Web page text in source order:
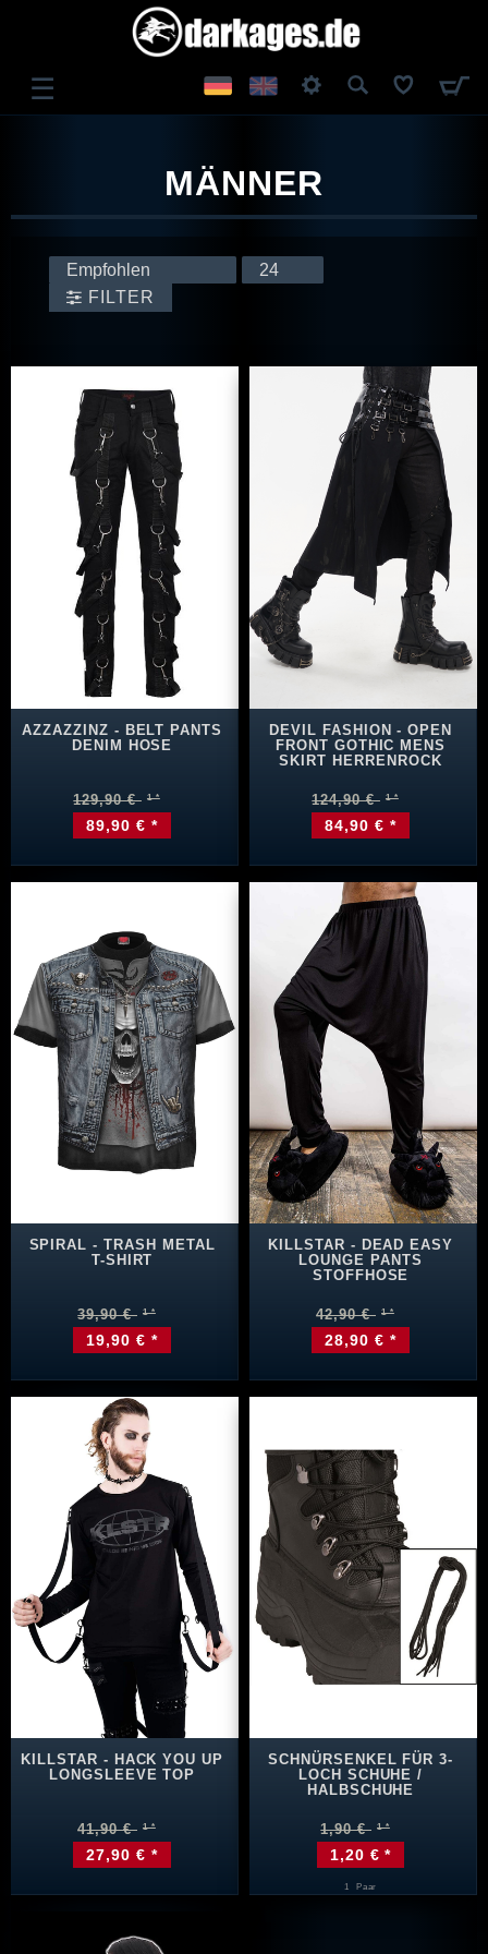
☰
REGISTRIEREN
MÄNNER
FILTER
AZZAZZINZ - BELT PANTS
DENIM HOSE
129,90 €
89,90 € *
DEVIL FASHION - OPEN
FRONT GOTHIC MENS
SKIRT HERRENROCK
124,90 €
84,90 € *
SPIRAL - TRASH METAL
T-SHIRT
39,90 €
19,90 € *
KILLSTAR - DEAD EASY
LOUNGE PANTS
STOFFHOSE
42,90 €
28,90 € *
KILLSTAR - HACK YOU UP
LONGSLEEVE TOP
41,90 €
27,90 € *
SCHNÜRSENKEL FÜR 3-
LOCH SCHUHE /
HALBSCHUHE
1,90 €
1,20 € *
1 Paar